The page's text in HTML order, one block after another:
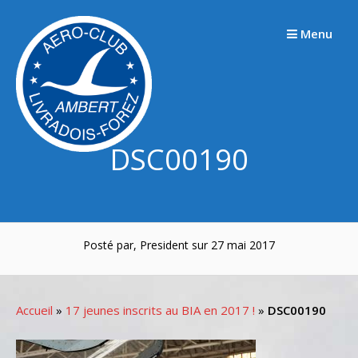
contenu
Menu
DSC00190
Posté par, President sur 27 mai 2017
Accueil » 17 jeunes inscrits au BIA en 2017 ! » DSC00190